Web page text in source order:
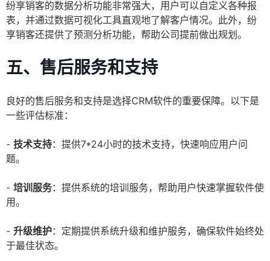
纷享销客的数据分析功能非常强大，用户可以自定义各种报
表，并通过数据可视化工具直观地了解客户情况。此外，纷
享销客还提供了预测分析功能，帮助公司提前做出规划。
五、售后服务和支持
良好的售后服务和支持是选择CRM软件的重要保障。以下是
一些评估标准：
- 技术支持：提供7*24小时的技术支持，快速响应用户问
题。
- 培训服务：提供系统的培训服务，帮助用户快速掌握软件使
用。
- 升级维护：定期提供系统升级和维护服务，确保软件始终处
于最佳状态。